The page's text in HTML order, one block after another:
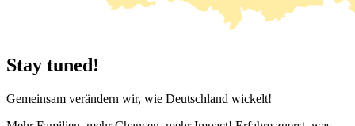
Stay tuned!
Gemeinsam verändern wir, wie Deutschland wickelt!